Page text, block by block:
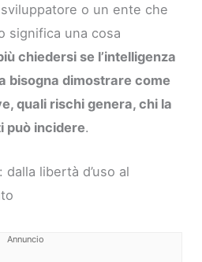
o un ente che
significa una cosa
chiedersi se l’intelligenza
bisogna dimostrare come
quali rischi genera, chi la
può incidere.
libertà d’uso al
Annuncio